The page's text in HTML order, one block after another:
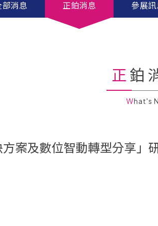
部消息 正鉑消息 參展
正
What's
方案及數位智動轉型分享」